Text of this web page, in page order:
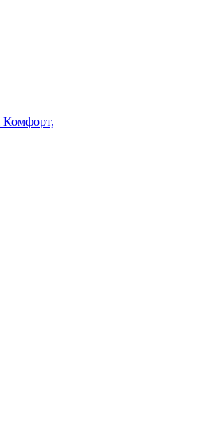
Комфорт,